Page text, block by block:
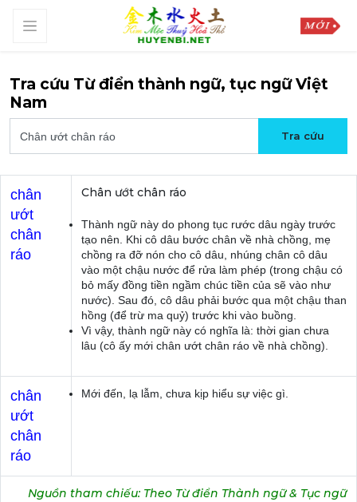
Tra cứu Từ điển thành ngữ, tục ngữ Việt
Nam
chân
ướt
chân
ráo
Chân ướt chân ráo
Thành ngữ này do phong tục rước dâu ngày trước
tạo nên. Khi cô dâu bước chân về nhà chồng, mẹ
chồng ra đỡ nón cho cô dâu, nhúng chân cô dâu
vào một chậu nước để rửa làm phép (trong chậu có
bỏ mấy đồng tiền ngầm chúc tiền của sẽ vào như
nước). Sau đó, cô dâu phải bước qua một chậu than
hồng (để trừ ma quỷ) trước khi vào buồng.
Vì vậy, thành ngữ này có nghĩa là: thời gian chưa
lâu (cô ấy mới chân ướt chân ráo về nhà chồng).
chân
ướt
chân
ráo
Mới đến, lạ lẫm, chưa kịp hiểu sự việc gì.
Nguồn tham chiếu: Theo Từ điển Thành ngữ & Tục ngữ